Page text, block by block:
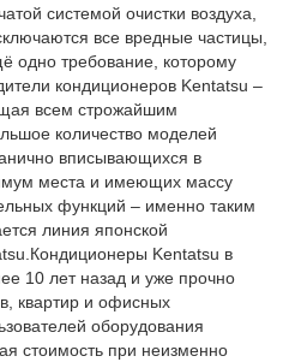
системой очистки воздуха,
все вредные частицы,
одно требование, которому
кондиционеров Kentatsu –
всем строжайшим
количество моделей
вписывающихся в
места и имеющих массу
функций – именно таким
линия японской
Kentatsu в
10 лет назад и уже прочно
квартир и офисных
оборудования
стоимость при неизменно